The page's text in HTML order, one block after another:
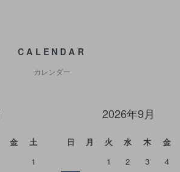
CALENDAR
カレンダー
金
土
1
2026年9月
日 月 火 水 木 金
1
2 3 4